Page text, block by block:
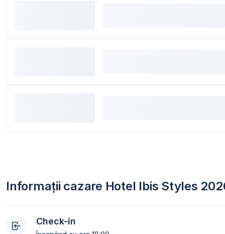
Informații cazare Hotel Ibis Styles
Check-in